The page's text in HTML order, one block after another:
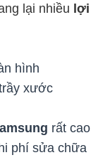
lại nhiều lợi
hình
xước
rất cao
phí sửa chữa